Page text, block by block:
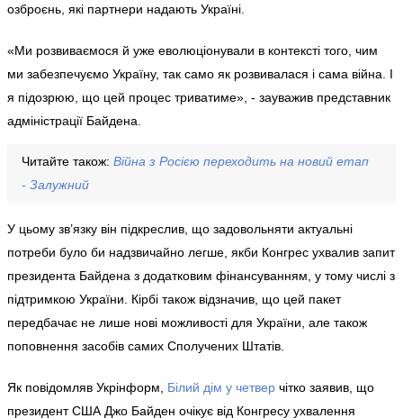
озброєнь, які партнери надають Україні.
«Ми розвиваємося й уже еволюціонували в контексті того, чим
ми забезпечуємо Україну, так само як розвивалася і сама війна. І
я підозрюю, що цей процес триватиме», - зауважив представник
адміністрації Байдена.
Читайте також: Війна з Росією переходить на новий етап
- Залужний
У цьому зв’язку він підкреслив, що задовольняти актуальні
потреби було би надзвичайно легше, якби Конгрес ухвалив запит
президента Байдена з додатковим фінансуванням, у тому числі з
підтримкою України. Кірбі також відзначив, що цей пакет
передбачає не лише нові можливості для України, але також
поповнення засобів самих Сполучених Штатів.
Як повідомляв Укрінформ, Білий дім у четвер чітко заявив, що
президент США Джо Байден очікує від Конгресу ухвалення